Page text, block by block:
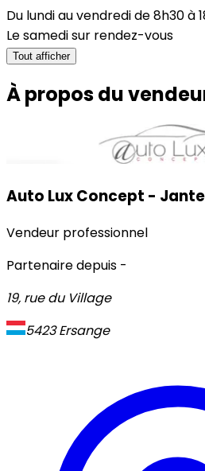
Du lundi au vendredi de 8h30 à
Le samedi sur rendez-vous
Tout afficher
À propos du
Auto Lux Concept -
Vendeur professionnel
Partenaire depuis -
19, rue du Village
5423 Ersange